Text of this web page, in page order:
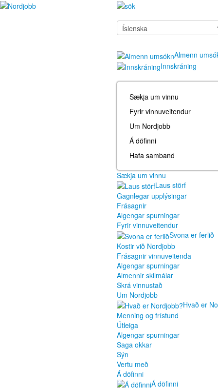
Almenn
Innskráning
Sækja um vinnu
Fyrir vinnuveitendur
Um Nordjobb
Á döfinni
Hafa samband
Sækja um vinnu
Laus störf
Gagnlegar upplýsingar
Frásagnir
Algengar spurningar
Fyrir vinnuveitendur
Svona er ferlið
Kostir við Nordjobb
Frásagnir vinnuveitenda
Algengar spurningar
Almennir skilmálar
Skrá vinnustað
Um Nordjobb
Hvað er
Menning og frístund
Útleiga
Algengar spurningar
Saga okkar
Sýn
Vertu með
Á döfinni
Á döfinni